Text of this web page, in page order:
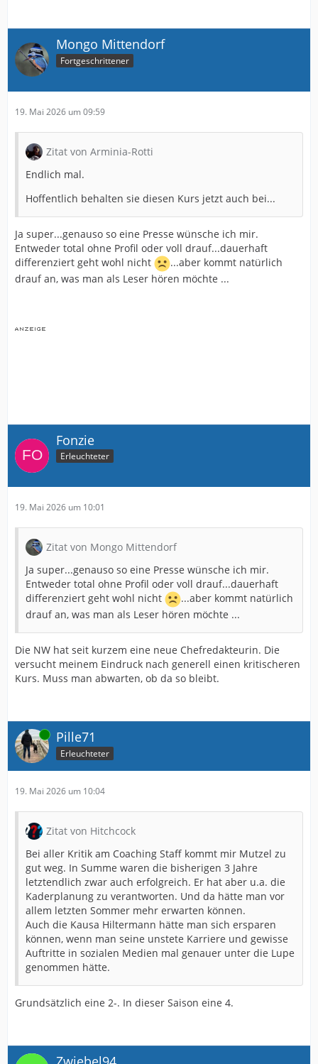
Mongo Mittendorf
Fortgeschrittener
19. Mai 2026 um 09:59
Zitat von Arminia-Rotti
Endlich mal.
Hoffentlich behalten sie diesen Kurs jetzt auch bei...
Ja super...genauso so eine Presse wünsche ich mir.
Entweder total ohne Profil oder voll drauf...dauerhaft
differenziert geht wohl nicht
...aber kommt natürlich
drauf an, was man als Leser hören möchte ...
Fonzie
Erleuchteter
19. Mai 2026 um 10:01
Zitat von Mongo Mittendorf
Ja super...genauso so eine Presse wünsche ich mir.
Entweder total ohne Profil oder voll drauf...dauerhaft
differenziert geht wohl nicht
...aber kommt natürlich
drauf an, was man als Leser hören möchte ...
Die NW hat seit kurzem eine neue Chefredakteurin. Die
versucht meinem Eindruck nach generell einen kritischeren
Kurs. Muss man abwarten, ob da so bleibt.
Online Pille71
Erleuchteter
19. Mai 2026 um 10:04
Zitat von Hitchcock
Bei aller Kritik am Coaching Staff kommt mir Mutzel zu
gut weg. In Summe waren die bisherigen 3 Jahre
letztendlich zwar auch erfolgreich. Er hat aber u.a. die
Kaderplanung zu verantworten. Und da hätte man vor
allem letzten Sommer mehr erwarten können.
Auch die Kausa Hiltermann hätte man sich ersparen
können, wenn man seine unstete Karriere und gewisse
Auftritte in sozialen Medien mal genauer unter die Lupe
genommen hätte.
Grundsätzlich eine 2-. In dieser Saison eine 4.